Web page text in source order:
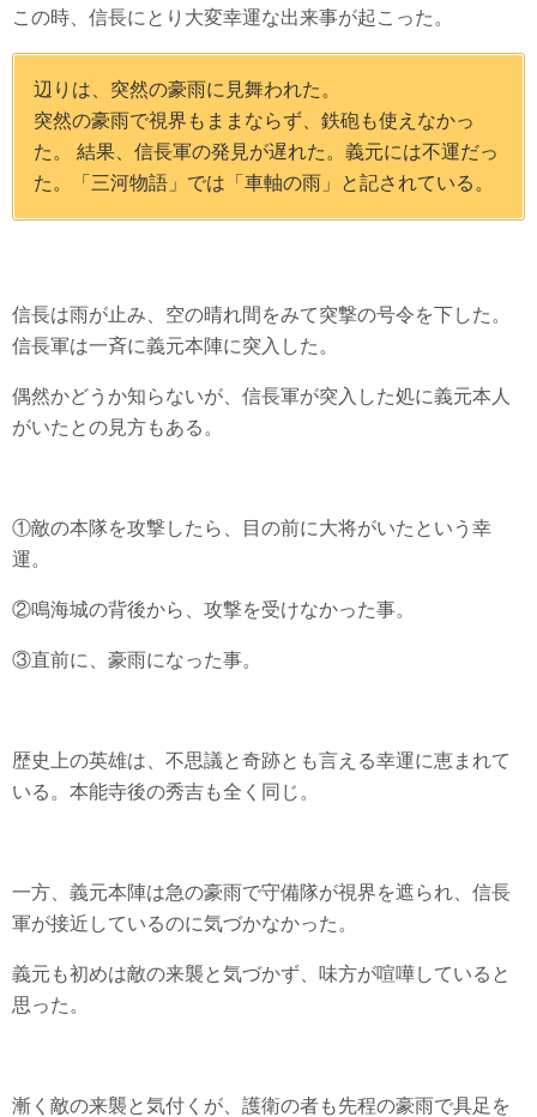
この時、信長にとり大変幸運な出来事が起こった。
辺りは、突然の豪雨に見舞われた。
突然の豪雨で視界もままならず、鉄砲も使えなかっ
た。 結果、信長軍の発見が遅れた。義元には不運だっ
た。「三河物語」では「車軸の雨」と記されている。
信長は雨が止み、空の晴れ間をみて突撃の号令を下した。
信長軍は一斉に義元本陣に突入した。
偶然かどうか知らないが、信長軍が突入した処に義元本人
がいたとの見方もある。
①敵の本隊を攻撃したら、目の前に大将がいたという幸
運。
②鳴海城の背後から、攻撃を受けなかった事。
③直前に、豪雨になった事。
歴史上の英雄は、不思議と奇跡とも言える幸運に恵まれて
いる。本能寺後の秀吉も全く同じ。
一方、義元本陣は急の豪雨で守備隊が視界を遮られ、信長
軍が接近しているのに気づかなかった。
義元も初めは敵の来襲と気づかず、味方が喧嘩していると
思った。
漸く敵の来襲と気付くが、護衛の者も先程の豪雨で具足を